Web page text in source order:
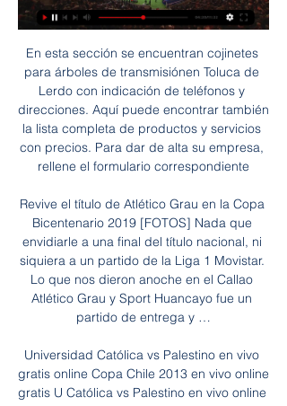
En esta sección se encuentran cojinetes para árboles de transmisiónen Toluca de Lerdo con indicación de teléfonos y direcciones. Aquí puede encontrar también la lista completa de productos y servicios con precios. Para dar de alta su empresa, rellene el formulario correspondiente

Revive el título de Atlético Grau en la Copa Bicentenario 2019 [FOTOS] Nada que envidiarle a una final del título nacional, ni siquiera a un partido de la Liga 1 Movistar. Lo que nos dieron anoche en el Callao Atlético Grau y Sport Huancayo fue un partido de entrega y …

Universidad Católica vs Palestino en vivo gratis online Copa Chile 2013 en vivo online gratis U Católica vs Palestino en vivo online gratis Ver Universidad . Programación de TV y en línea para Palestino O Higgins livesoccertv › match › palestino vs ohiggins. Palestino contra O Higgins febrero 15 2020 Listados de TV y transmisión en.

Hoy Atlético Madrid contra Valencia CF en directo ATLÉTICO D hace 16 horas — 16 sept 2023 — Te contamos dónde ver en directo online el Valencia vs. Atlético de Madrid de La Liga 2023-2024: Movistar, DAZN, ...

Sábado 9 de noviembre 19:30h. Concierto de la banda sinfónica del Ateneo Musical en el Auditorio del Mercado (Plaza de la Virgen, 16) Domingo 10 de noviembre 10h. Misa de difuntos de la Sociedad en la Parroquia de San Francisco. (Plaza Iglesia San Francisco, 1) 14h. Concurso de Arroz al Horno. (Venta de tiquets en la conserjería... View Article

Santiago de Chile, 6 feb (EFE).- La Universidad Católica, el Antofagasta y la Unión La Calera comienzan la tercera jornada como líderes igualados en lo alto de la clasificación de la liga de Chile más pendientes de lo que pueda ocurrir en las gradas que en lo que pase sobre el césped debido al …

Bardon Latrobe II Australia - फुटबॉल ️ स्थानांतरण समाचार ️ फिक्स्चर ️ Bardon Latrobe II परिणाम ️ Bardon Latrobe II खिलाड़ियों ️ Bardon Latrobe II स्कोर ️ Bardon Latrobe II फुटबॉल समाचार ️ देखो, अगले मैच 777score.in

El Centro de Estudios Árabes de la Universidad de Chile se dedica a la generación, desarrollo y transmisión de los estudios árabes e islámicos desde una perspectiva interdisciplinaria.Así, se constituye como un espacio de reflexión crítica y autónoma que aporta al saber humanista, a la valorización de la diversidad cultural, al pluralismo y la alteridad, en los diversos sectores de.

San Lorenzo vs. Racing EN VIVO ONLINE | EN DIRECTO se enfrentan HOY 22 de febrero desde las 3:35 p.m. (hora peruana) y 5:35 p.m. (hora argentina) en el el estadio Pedro Bidegain, popularmente.

Federación de Ateneos .. en directo: Un menor en Vigo,. Hemos creado para ti una selección de noticias de la ciudad y su área metropolitana para que las recibas en tu correo electrónico.

La carrera de Pedagogía en Educación Física de la Facultad de Ciencias de la Educación (FACED), acreditada por seis años (enero 2013 a enero 2019) cuenta con un nuevo jefe de carrera; se trata del profesor Jaime Pizarro Herrera, quien asume el cargo para dirigir la escuela que por más de 9 años se ha destacado por su línea formativa en la motricidad humana.

El "charrúa" le entregó el triunfo a su equipo desde los 12 pasos, llevando a Curicó Unido a la línea de los nueve puntos los mismos que los líderes Universidad de Chile, U. Católica, Antofagasta y Unión La Calera. Eso sí, la UC puede llegar a 12 si se ratifica la victoria sobre Colo Colo en un duelo suspendido a falta de 20 minutos.

[PARTIDO*] Atlético Madrid vs Valencia CF en vivo ver partid hace 16 horas — [PARTIDO*] Atlético Madrid vs Valencia CF en vivo ver partido ¿Dónde VER EN VIVO – Atlético de Madrid vs Valencia por 28.01.2024 Real Madrid ...

Las escuadras de Temperley y Deportivo Maipú se ven las caras este viernes 17 de agosto en el partido por los dieciseisavos de final de la Copa Argentina 2018.Nosotros te damos todos los detalles de la transmisión en vivo.

Sin embargo la Católica se mantiene al frente del torneo chileno, a falta de los partidos que se jugarán en domingo. | Archivo | futbolred.com Universidad Católica consiguió un agónico empate 1-1 con Palestino, pero sigue líder en Chile - Archivo Digital de Noticias de fútbol - FutbolRed

(=VIVO-EN=)✔Atlético Madrid - Valencia CF en vivo hace 49 minutos — Atlético de Madrid y Valencia se enfrentarán por La Liga de España el domingo 28 de enero. El partido se jugará a las 12:15hs. Seguilo en vivo.

(EN VIVO) Atlético-Valencia en vivo online Ver Real Madrid hace 16 horas — (EN VIVO) Atlético-Valencia en vivo online Ver Real Madrid - Valencia CF Online en Directo 28 enero 2024 YouTube YouTube 2:50:53.

Atlético contra Valencia vídeo del partido Atlético Madrid v hace 7 horas — 0:15Sigue la transmisión del partido de Atlético de Madrid vs. Valencia en vivo y en directo por la jornada 21 de LaLiga EA Sports.

Universidad de Chile – Palestino. Unión La Calera – O'Higgins. Curicó Unido – Huachipato . Fecha 15 (26-27 de mayo) Huachipato – Universidad de Chile.. otra reportera abusada durante una transmisión en vivo. Yahoo Noticias. Soler: "Podemos ganar, somos el Valencia" Omnisport. Lo bueno, lo malo y lo feo de la victoria del Barcelona.

Las novedades para este torneo, son que para este, la categoría se jugará con 15 equipos y en el 2021, se volverá a jugar con 16 equipos. La otra novedad que presentará este torneo, es el regreso a la categoría de San Marcos de Arica, quien vuelve a la categoría de plata del fútbol chileno, luego de un año de ausencia, tras ser campeón de la Segunda División Profesional 2019 y a 2.

Es la cuarta gira realizada por la banda de rock argentino Los Piojos.Se desarrolló para presentar su cuarto disco titulado Azul.Comenzó el 5 de mayo de 1998 y terminó el 30 de diciembre de 1999.Comenzó en Comodoro Rivadavia, hasta que presentaron el disco oficialmente en dos funciones en el Parque Sarmiento.Luego siguieron con un concierto en La Plata, donde volvieron a tocar en agosto.

(STREAMING) Atlético Madrid - Valencia en directo online Atl hace 17 horas — (STREAMING) Atlético Madrid - Valencia en directo online Atlético de Madrid - Sevilla FC en directo: resultado 28 enero 2024 Toda la ...

Predicción y estadísticas del partido de fútbol Macara - Mushuc Runa de Ecuador Serie A del 13/04/2019. También están disponibles todas las predicciones de la jornada de liga Ecuador Serie A

4 octubre. Resultados. Club 1er. Tiempo 2do. Tiempo Goles Resultado; Atlanta — — 4: Ganó: Belgrano. 2 diciembre, 2019 2 - 1. Platense vs Atlanta: 26 noviembre, 2019 1 - 1. Atlanta vs Temperley: 19 noviembre, 2019 1 - 0. Dep. Morón vs Atlanta: ESTADIO CUBIERTO.

El servicio de certificados de matrimonio a distancia gestionado por RegistroCivil.es le ofrece la posibilidad de obtener el certificado de matrimonio oficial, de cualquier matrimonio ocurrido en España o en el extranjero, y que esté registrado en un Registro Civil, Juzgado de Paz, Ayuntamiento o Consulado de España, a partir de 1870.

En Directo: Atlético Madrid | Daily Motivation Tips | Runner ABC hace 1 día — Te contamos dónde ver en directo online el Atlético de Madrid vs. Valencia de La Liga 2023-2024: Movistar, DAZN, canal de TV y streaming en .

Consulta los datos del partido Mónaco vs. RB Leipzig en la competición Champions League 2017/2018 con comentarios en directo en AS.com (Previa)

En Directo: Atlético Madrid vs Valencia En vivo Atlético Mad hace 5 horas — hace 2 horas — hace 1 día — hace 1 día — Te contamos dónde ver en directo online el Atlético de Madrid vs. Valencia de La Liga 2023-2024: ...

3:16 pm - Sorpresa en Champions: RB Leipzig será el rival del PSG en semifinales . 3:13 pm - Ejecutivo convoca plan para crear Fondo Nacional de Avales .

El templo se construyó en 1943. No tiene un estilo arquitectónico definido, más bien es ecléctico. Es una parroquia de frailes dominicos que tiene como patrona a Santa Rosa de Lima, la primera santa originaria de América, que nació en España pero realizó sus milagros en Perú.

Hoy Atlético Madrid Valencia en directo En directo, la rueda hace 7 horas — Directo Atléti hace 1 hora — Atlético de Madrid y Valencia CF se medirán este domingo 24 de enero en el Wanda Metropolitano de Madrid, por la ...

Romper la cadena del delito y otras 11 peticiones al Ministro de Defensa para mejorar la seguridad en Valledupar. Este miércoles se realizará un Consejo de Seguridad presidido por el ministro de defensa, el alcalde de Valledupar, el gobernador del Cesar y miembros del orden público. Hechos - 22 febrero, 2020

Brujas es la capital de la provincia de Flandes Occidental y se encuentra a unos 90 kilómetros de la capital de Bélgica, Bruselas. Su casco histórico, rodeado por un canal de unos 7 km que bordea lo que fue la muralla, fue declarado Patrimonio de la Humanidad por la Unesco en el año 2000. En él encontramos algunas estructuras arquitectónicas medievales que se han mantenido intactas a…

Sin embargo, Curicó se posicionaba mejor en la cancha, y Víctor González, luchaba un balón y la mete al arco, era gol pero Sepúlveda la sacaba de la línea. Lota no llegaba al arco contrario, en especial por el pressing de los curicanos, recién a los 17, el portero Luis Vásquez detenía un tiro libre de Carlos Rodriguez sin mayor peligro.

Zonas de inundación en la Sede Rodrigo Facio de la Universidad de Costa Rica producidas por la Quebrada Los Negritos ﻿ Chaves Chaves, Elena María ; Serrano Pacheco, Alberto ( 2018 )

El celeste le ganó al equipo chileno de Union La Calera por 3 a 1 con dos goles de Sequeira, los titulares no jugaron pensando Ver mas. El Halcón goleo al América de Cali y espera a Belgrano. Curicó Unido empató 4 a 4 frente a Unión Española,.

Próximos Partidos en Directo Uefa Liga Europea Jueves 12 Marzo.. Eintracht Frankfurt. 18:55. Basilea. Movistar Liga de Campeones. Uefa Liga Europea-Movistar Liga de Campeones. Istanbul Basaksehir. 18:55. Copenhagen.

Criciúma x Marcílio Dias ao vivo (Campeonato Catarinense) em 02/02/2020. Resultado de Criciúma e Marcílio Dias com placar ao vivo online e em tempo real, com ví